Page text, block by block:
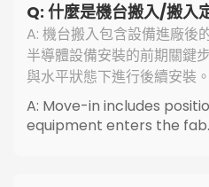
Q: 什麼是機台搬入/搬入
A: 機台搬入包含設備進廠後
半導體設備安裝的前期關鍵
與水平狀態下進行後續安裝。
A: Move-in includes
equipment enters the fab.